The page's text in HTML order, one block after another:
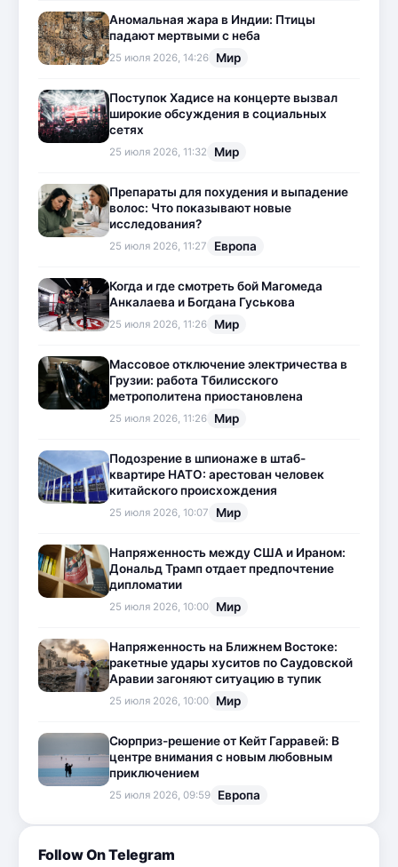
Аномальная жара в Индии: Птицы
падают мертвыми с неба
25 июля 2026, 14:26 Мир
Поступок Хадисе на концерте вызвал
широкие обсуждения в социальных
сетях
25 июля 2026, 11:32 Мир
Препараты для похудения и выпадение
волос: Что показывают новые
исследования?
25 июля 2026, 11:27 Европа
Когда и где смотреть бой Магомеда
Анкалаева и Богдана Гуськова
25 июля 2026, 11:26 Мир
Массовое отключение электричества в
Грузии: работа Тбилисского
метрополитена приостановлена
25 июля 2026, 11:26 Мир
Подозрение в шпионаже в штаб-
квартире НАТО: арестован человек
китайского происхождения
25 июля 2026, 10:07 Мир
Напряженность между США и Ираном:
Дональд Трамп отдает предпочтение
дипломатии
25 июля 2026, 10:00 Мир
Напряженность на Ближнем Востоке:
ракетные удары хуситов по Саудовской
Аравии загоняют ситуацию в тупик
25 июля 2026, 10:00 Мир
Сюрприз-решение от Кейт Гарравей: В
центре внимания с новым любовным
приключением
25 июля 2026, 09:59 Европа
Follow On Telegram